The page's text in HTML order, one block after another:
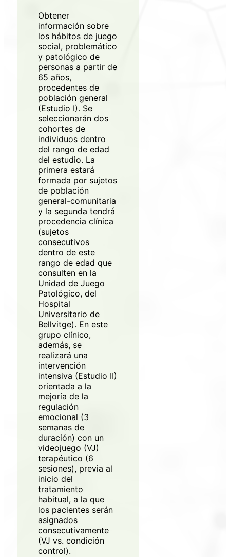
Accede a XarSmart
Email
Contraseña
Regístrate en
XarSmart
Acepto recibir correos
* Obligatorio
Obtener
información sobre
los hábitos de juego
social, problemático
y patológico de
personas a partir de
65 años,
procedentes de
población general
(Estudio I). Se
seleccionarán dos
cohortes de
individuos dentro
del rango de edad
del estudio. La
primera estará
formada por sujetos
de población
general-comunitaria
y la segunda tendrá
procedencia clínica
(sujetos
consecutivos
dentro de este
rango de edad que
consulten en la
Unidad de Juego
Patológico, del
Hospital
Universitario de
Bellvitge). En este
grupo clínico,
además, se
realizará una
intervención
intensiva (Estudio II)
orientada a la
mejoría de la
regulación
emocional (3
semanas de
duración) con un
videojuego (VJ)
terapéutico (6
sesiones), previa al
inicio del
tratamiento
habitual, a la que
los pacientes serán
asignados
consecutivamente
(VJ vs. condición
control).